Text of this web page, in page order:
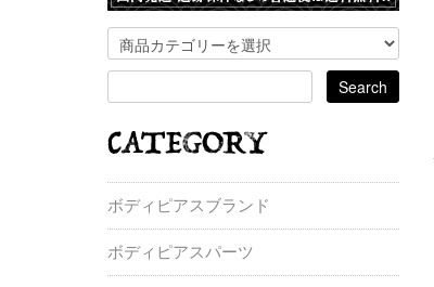
ボディピアスブランド
ボディピアスパーツ